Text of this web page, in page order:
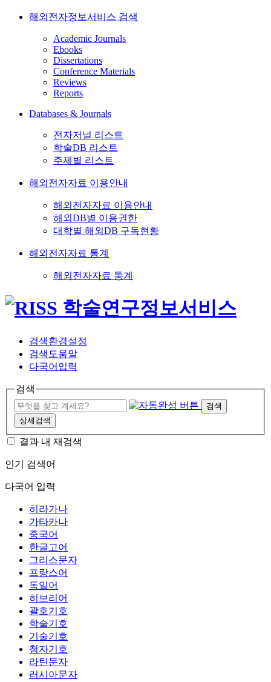
해외전자정보서비스 검색
Academic Journals
Ebooks
Dissertations
Conference Materials
Reviews
Reports
Databases & Journals
전자저널 리스트
학술DB 리스트
주제별 리스트
해외전자자료 이용안내
해외전자자료 이용안내
해외DB별 이용권한
대학별 해외DB 구독현황
해외전자자료 통계
해외전자자료 통계
검색환경설정
검색도움말
다국어입력
검색
검색
상세검색
결과 내 재검색
인기 검색어
다국어 입력
히라가나
가타카나
중국어
한글고어
그리스문자
프랑스어
독일어
히브리어
괄호기호
학술기호
기술기호
첨자기호
라틴문자
러시아문자